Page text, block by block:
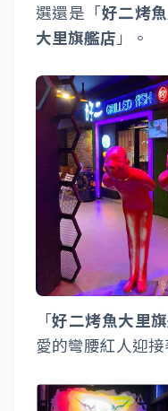
選還是「好二烤魚
大里旗艦店」。
「好二烤魚大里
愛的彎腰紅人迎